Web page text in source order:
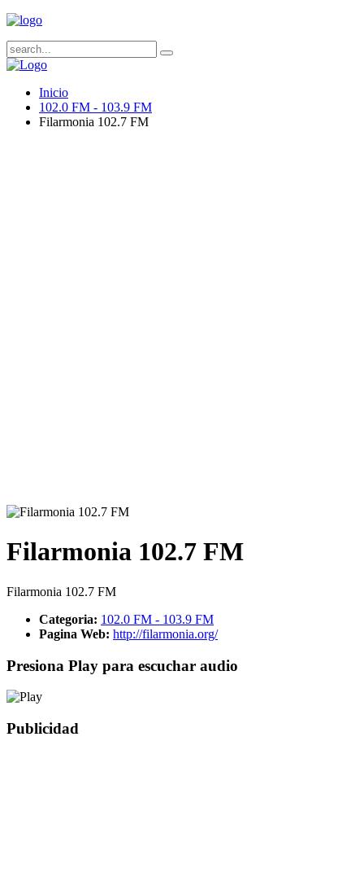
Inicio
102.0 FM - 103.9 FM
Filarmonia 102.7 FM
Filarmonia 102.7 FM
Filarmonia 102.7 FM
Categoria: 102.0 FM - 103.9 FM
Pagina Web: http://filarmonia.org/
Presiona Play para escuchar audio
Publicidad